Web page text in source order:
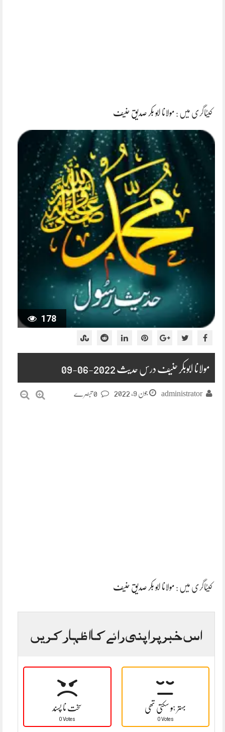
کیٹاگری میں : مولانا ابو بکر صدیق حنیف
178
مولانا ابوبکر حنیف درس حدیث 2022-06-09
administrator جون 9, 2022
کیٹاگری میں : مولانا ابو بکر صدیق حنیف
اس خبر پر اپنی رائے کا اظہار کریں
سخت نا پسند
0 Votes
بہتر ہو سکتی تھی
0 Votes